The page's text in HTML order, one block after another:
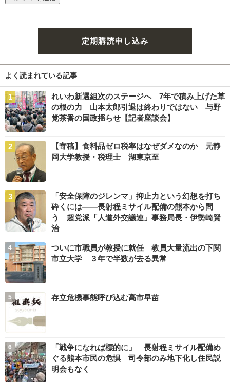
定期購読申し込み
よく読まれている記事
れいわ新選組次のステージへ 7年で積み上げた草
の根の力 山本太郎引退は終わりではない 与野
党茶番の国政揺らせ【記者座談会】
【寄稿】食料品ゼロ税率はなぜダメなのか 元静
岡大学教授・税理士 湖東京至
「安全保障のジレンマ」抑止力という幻想を打ち
砕くには――長射程ミサイル配備の熊本から問
う 超党派「人道外交議連」事務局長・伊勢崎賢
治
ついに市職員が教授に就任 教員大量流出の下関
市立大学 ３年で半数が去る異常
存立危機事態呼び込む高市早苗
「戦争になれば標的に」 長射程ミサイル配備め
ぐる熊本市民の危惧 司令部のみ地下化し住民説
明会もなく